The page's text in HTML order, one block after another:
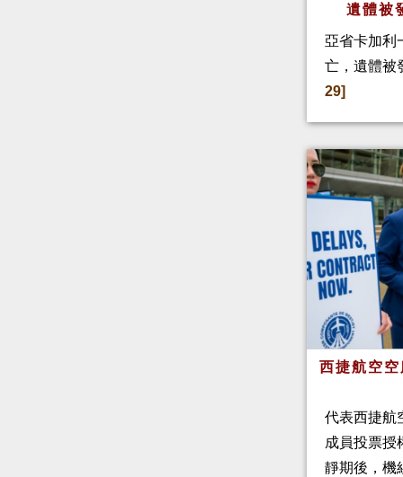
遺體被
亞省卡加利
亡，遺體被
29]
西捷航空
代表西捷航
成員投票授
靜期後，機